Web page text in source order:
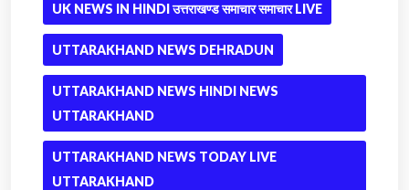
UK NEWS IN HINDI उत्तराखण्ड समाचार समाचार LIVE
UTTARAKHAND NEWS DEHRADUN
UTTARAKHAND NEWS HINDI NEWS
UTTARAKHAND
UTTARAKHAND NEWS TODAY LIVE
UTTARAKHAND